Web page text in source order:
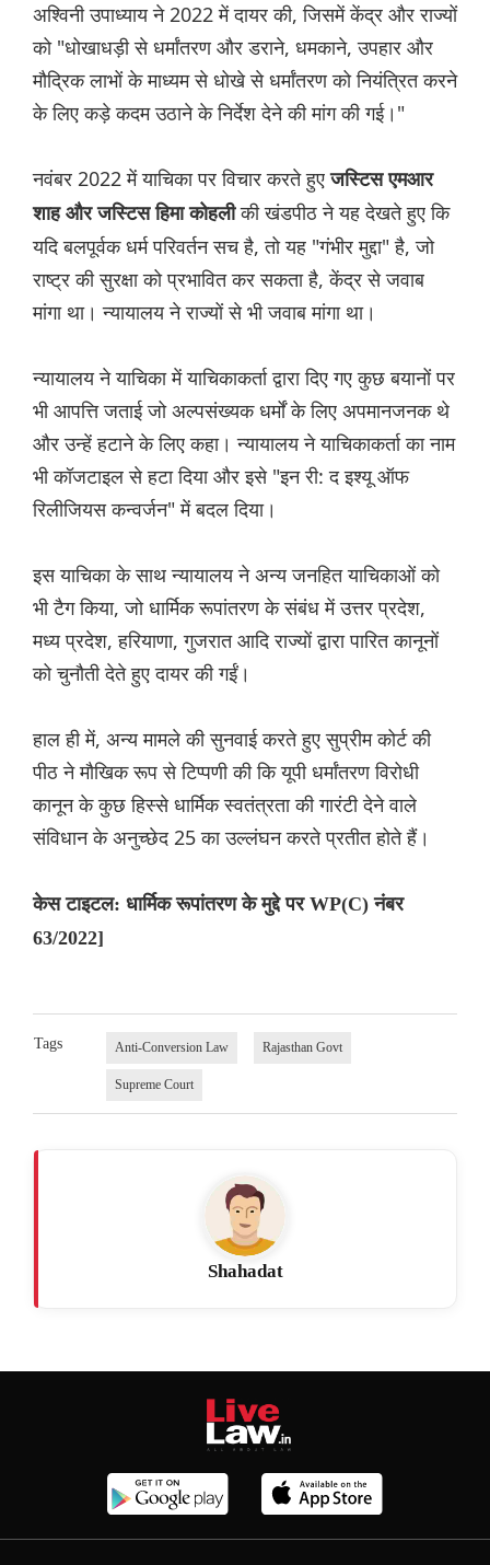
अश्विनी उपाध्याय ने 2022 में दायर की, जिसमें केंद्र और राज्यों
को "धोखाधड़ी से धर्मांतरण और डराने, धमकाने, उपहार और
मौद्रिक लाभों के माध्यम से धोखे से धर्मांतरण को नियंत्रित करने
के लिए कड़े कदम उठाने के निर्देश देने की मांग की गई।"
नवंबर 2022 में याचिका पर विचार करते हुएजस्टिस एमआर
शाह और जस्टिस हिमा कोहलीकी खंडपीठ ने यह देखते हुए कि
यदि बलपूर्वक धर्म परिवर्तन सच है, तो यह "गंभीर मुद्दा" है, जो
राष्ट्र की सुरक्षा को प्रभावित कर सकता है, केंद्र से जवाब
मांगा था। न्यायालय ने राज्यों से भी जवाब मांगा था।
न्यायालय ने याचिका में याचिकाकर्ता द्वारा दिए गए कुछ बयानों पर
भी आपत्ति जताई जो अल्पसंख्यक धर्मों के लिए अपमानजनक थे
और उन्हें हटाने के लिए कहा। न्यायालय ने याचिकाकर्ता का नाम
भी कॉजटाइल से हटा दिया और इसे "इन री: द इश्यू ऑफ
रिलीजियस कन्वर्जन" में बदल दिया।
इस याचिका के साथ न्यायालय ने अन्य जनहित याचिकाओं को
भी टैग किया, जो धार्मिक रूपांतरण के संबंध में उत्तर प्रदेश,
मध्य प्रदेश, हरियाणा, गुजरात आदि राज्यों द्वारा पारित कानूनों
को चुनौती देते हुए दायर की गईं।
हाल ही में, अन्य मामले की सुनवाई करते हुए सुप्रीम कोर्ट की
पीठ ने मौखिक रूप से टिप्पणी की कि यूपी धर्मांतरण विरोधी
कानून के कुछ हिस्से धार्मिक स्वतंत्रता की गारंटी देने वाले
संविधान के अनुच्छेद 25 का उल्लंघन करते प्रतीत होते हैं।
केस टाइटल: धार्मिक रूपांतरण के मुद्दे पर WP(C) नंबर
63/2022]
Tags Anti-Conversion Law Rajasthan Govt
Supreme Court
Shahadat